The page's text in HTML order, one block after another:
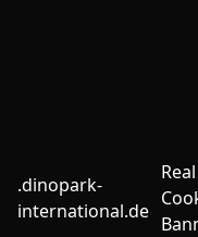
.dinopark-
international.de
Real